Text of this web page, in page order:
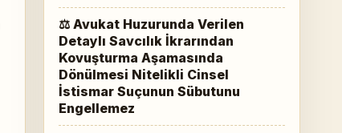
⚖ Avukat Huzurunda Verilen
Detaylı Savcılık İkrarından
Kovuşturma Aşamasında
Dönülmesi Nitelikli Cinsel
İstismar Suçunun Sübutunu
Engellemez